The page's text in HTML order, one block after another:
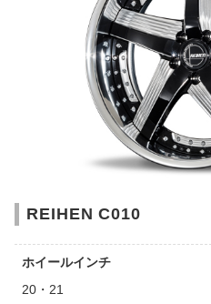
REIHEN C010
ホイールインチ
20・21